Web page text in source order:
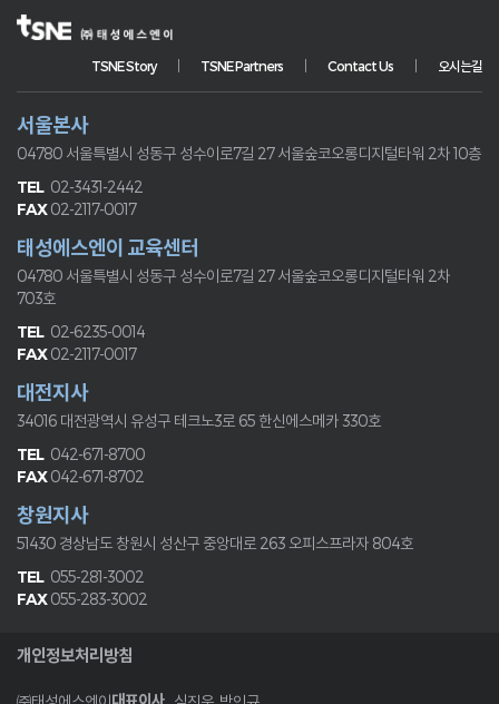
TSNE Story TSNE Partners Contact Us 오시는길
서울본사
04780 서울특별시 성동구 성수이로7길 27서울숲코오롱디지털타워 2차 10층
02-3431-2442
02-2117-0017
태성에스엔이 교육센터
04780 서울특별시 성동구 성수이로7길 27서울숲코오롱디지털타워 2차
703호
02-6235-0014
02-2117-0017
대전지사
34016 대전광역시 유성구 테크노3로 65 한신에스메카 330호
042-671-8700
042-671-8702
창원지사
51430 경상남도 창원시 성산구 중앙대로 263오피스프라자 804호
055-281-3002
055-283-3002
개인정보처리방침